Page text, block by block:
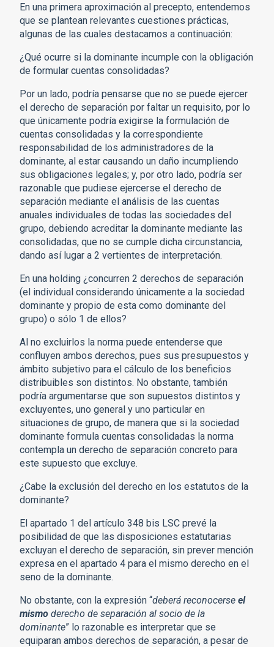
En una primera aproximación al precepto, entendemos
que se plantean relevantes cuestiones prácticas,
algunas de las cuales destacamos a continuación:
¿Qué ocurre si la dominante incumple con la obligación
de formular cuentas consolidadas?
Por un lado, podría pensarse que no se puede ejercer
el derecho de separación por faltar un requisito, por lo
que únicamente podría exigirse la formulación de
cuentas consolidadas y la correspondiente
responsabilidad de los administradores de la
dominante, al estar causando un daño incumpliendo
sus obligaciones legales; y, por otro lado, podría ser
razonable que pudiese ejercerse el derecho de
separación mediante el análisis de las cuentas
anuales individuales de todas las sociedades del
grupo, debiendo acreditar la dominante mediante las
consolidadas, que no se cumple dicha circunstancia,
dando así lugar a 2 vertientes de interpretación.
En una holding ¿concurren 2 derechos de separación
(el individual considerando únicamente a la sociedad
dominante y propio de esta como dominante del
grupo) o sólo 1 de ellos?
Al no excluirlos la norma puede entenderse que
confluyen ambos derechos, pues sus presupuestos y
ámbito subjetivo para el cálculo de los beneficios
distribuibles son distintos. No obstante, también
podría argumentarse que son supuestos distintos y
excluyentes, uno general y uno particular en
situaciones de grupo, de manera que si la sociedad
dominante formula cuentas consolidadas la norma
contempla un derecho de separación concreto para
este supuesto que excluye.
¿Cabe la exclusión del derecho en los estatutos de la
dominante?
El apartado 1 del artículo 348 bis LSC prevé la
posibilidad de que las disposiciones estatutarias
excluyan el derecho de separación, sin prever mención
expresa en el apartado 4 para el mismo derecho en el
seno de la dominante.
No obstante, con la expresión “deberá reconocerse el
mismo derecho de separación al socio de la
dominante” lo razonable es interpretar que se
equiparan ambos derechos de separación, a pesar de